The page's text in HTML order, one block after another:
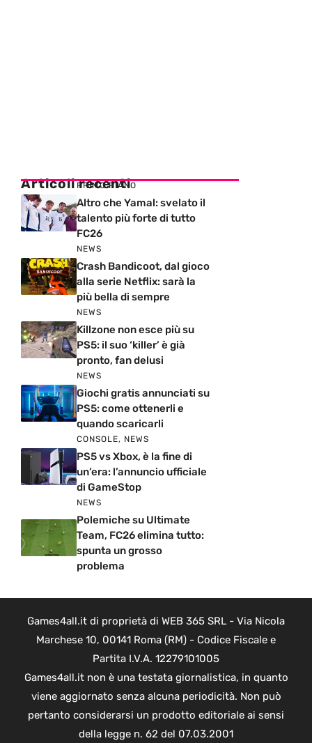
Articoli recenti
PRIMO PIANO
Altro che Yamal: svelato il
talento più forte di tutto
FC26
NEWS
Crash Bandicoot, dal gioco
alla serie Netflix: sarà la
più bella di sempre
NEWS
Killzone non esce più su
PS5: il suo ‘killer’ è già
pronto, fan delusi
NEWS
Giochi gratis annunciati su
PS5: come ottenerli e
quando scaricarli
CONSOLE, NEWS
PS5 vs Xbox, è la fine di
un’era: l’annuncio ufficiale
di GameStop
NEWS
Polemiche su Ultimate
Team, FC26 elimina tutto:
spunta un grosso
problema
Games4all.it di proprietà di WEB 365 SRL - Via Nicola
Marchese 10, 00141 Roma (RM) - Codice Fiscale e
Partita I.V.A. 12279101005
Games4all.it non è una testata giornalistica, in quanto
viene aggiornato senza alcuna periodicità. Non può
pertanto considerarsi un prodotto editoriale ai sensi
della legge n. 62 del 07.03.2001